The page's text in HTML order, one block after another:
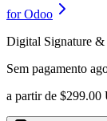
for Odoo
Digital Signature
Sem pagamento
a partir de $299.00